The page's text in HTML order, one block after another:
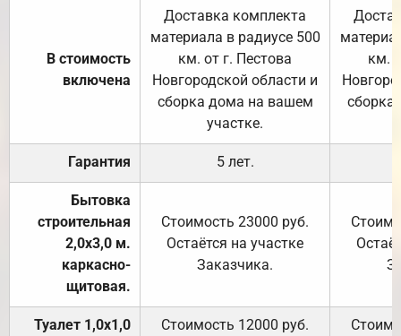
В стоимость
включена
Доставка комплекта
материала в радиусе 500
км. от г. Пестова
Новгородской области и
сборка дома на вашем
участке.
км.
Гарантия 5 лет.
Бытовка
строительная
2,0х3,0 м.
каркасно-
щитовая.
Стоимость 23000 руб.
Остаётся на участке
Заказчика.
Туалет 1,0х1,0
Стоимость 12000 руб.